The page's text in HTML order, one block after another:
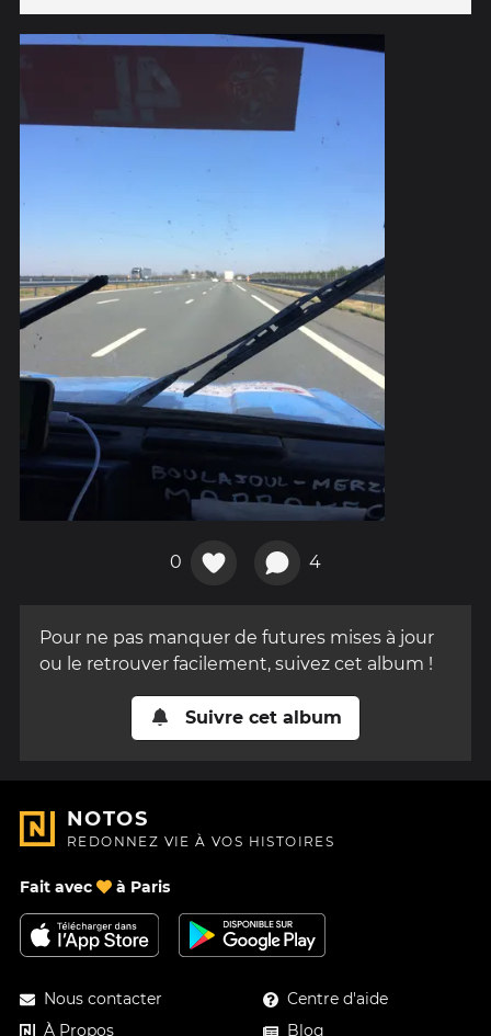
0 4
Pour ne pas manquer de futures mises à jour
ou le retrouver facilement, suivez cet album !
Suivre cet album
NOTOS
REDONNEZ VIE À VOS HISTOIRES
Fait avec à Paris
Nous contacter
À Propos
Centre d'aide
Blog